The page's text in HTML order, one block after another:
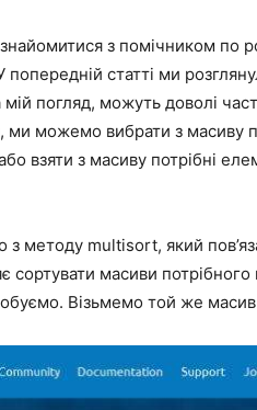
з помічником по
статті ми
погляд, можуть доволі
ми можемо вибрати з масиву
взяти з масиву потрібні
методу multisort, який
масиви потрібного
Візьмемо той же масив